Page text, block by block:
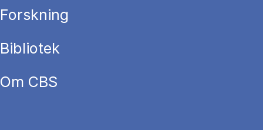
Forskning
Bibliotek
Om CBS